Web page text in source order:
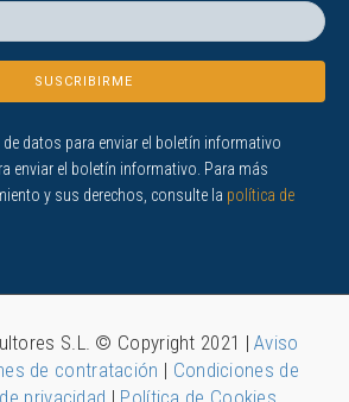
datos para enviar el boletín informativo
enviar el boletín informativo. Para más
y sus derechos, consulte la política de
S.L. © Copyright 2021 |Aviso
de contratación | Condiciones de
privacidad | Política de Cookies